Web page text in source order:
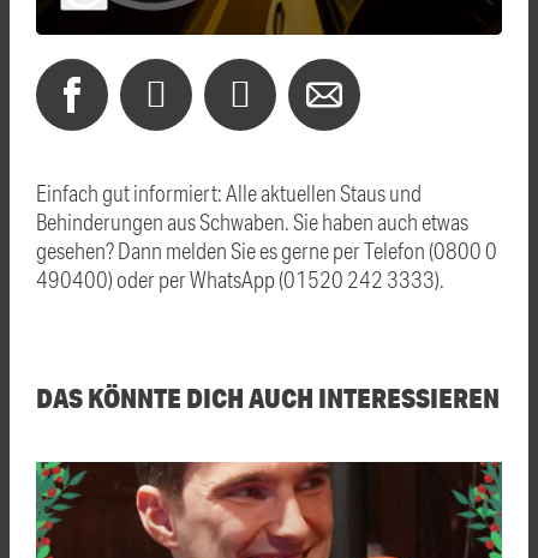
Einfach gut informiert: Alle aktuellen Staus und
Behinderungen aus Schwaben. Sie haben auch etwas
gesehen? Dann melden Sie es gerne per Telefon (0800 0
490400) oder per WhatsApp (01520 242 3333).
DAS KÖNNTE DICH AUCH INTERESSIEREN